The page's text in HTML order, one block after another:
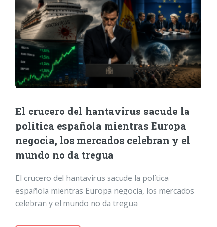
El crucero del hantavirus sacude la
política española mientras Europa
negocia, los mercados celebran y el
mundo no da tregua
El crucero del hantavirus sacude la política
española mientras Europa negocia, los mercados
celebran y el mundo no da tregua